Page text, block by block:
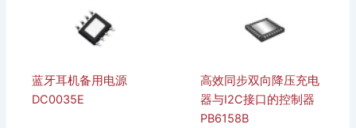
蓝牙耳机备用电源
DC0035E
高效同步双向降压充电
器与I2C接口的控制器
PB6158B